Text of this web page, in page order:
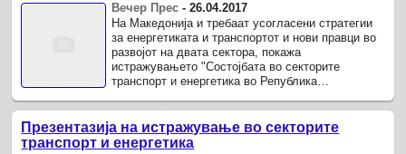
Вечер Прес -26.04.2017
На Македонија и требаат усогласени стратегии
за енергетиката и транспортот и нови правци во
развојот на двата сектора, покажа
истражувањето "Состојбата во секторите
транспорт и енергетика во Република
тенк.
Презентазија на истражување во секторите
транспорт и енергетика